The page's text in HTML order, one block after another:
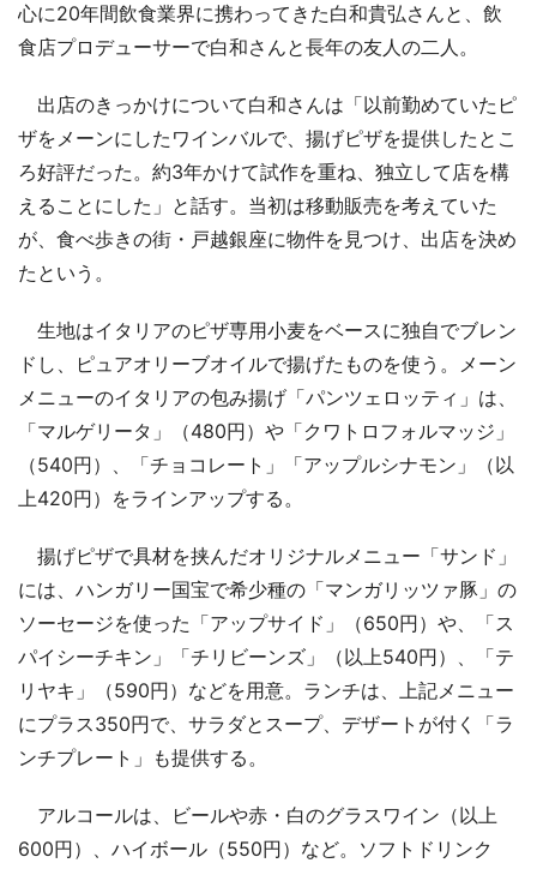
心に20年間飲食業界に携わってきた白和貴弘さんと、飲
食店プロデューサーで白和さんと長年の友人の二人。
出店のきっかけについて白和さんは「以前勤めていたピ
ザをメーンにしたワインバルで、揚げピザを提供したとこ
ろ好評だった。約3年かけて試作を重ね、独立して店を構
えることにした」と話す。当初は移動販売を考えていた
が、食べ歩きの街・戸越銀座に物件を見つけ、出店を決め
たという。
生地はイタリアのピザ専用小麦をベースに独自でブレン
ドし、ピュアオリーブオイルで揚げたものを使う。メーン
メニューのイタリアの包み揚げ「パンツェロッティ」は、
「マルゲリータ」（480円）や「クワトロフォルマッジ」
（540円）、「チョコレート」「アップルシナモン」（以
上420円）をラインアップする。
揚げピザで具材を挟んだオリジナルメニュー「サンド」
には、ハンガリー国宝で希少種の「マンガリッツァ豚」の
ソーセージを使った「アップサイド」（650円）や、「ス
パイシーチキン」「チリビーンズ」（以上540円）、「テ
リヤキ」（590円）などを用意。ランチは、上記メニュー
にプラス350円で、サラダとスープ、デザートが付く「ラ
ンチプレート」も提供する。
アルコールは、ビールや赤・白のグラスワイン（以上
600円）、ハイボール（550円）など。ソフトドリンク